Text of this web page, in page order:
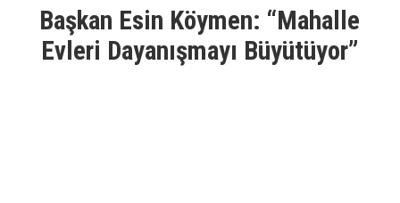
Başkan Esin Köymen: “Mahalle
Evleri Dayanışmayı Büyütüyor”